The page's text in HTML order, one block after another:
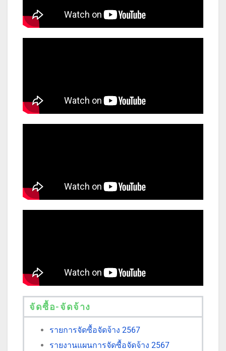
จัดซื้อ-จัดจ้าง
รายการจัดซื้อจัดจ้าง 2567
รายงานแผนการจัดซื้อจัดจ้าง 2567